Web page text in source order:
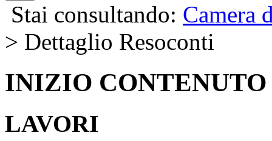
Stai consultando: Camera
> Dettaglio Resoconti
INIZIO CONTENUTO
LAVORI